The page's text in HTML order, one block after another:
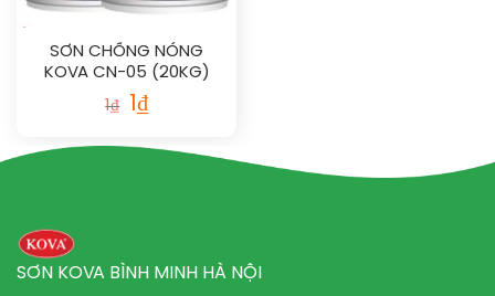
SƠN CHỐNG NÓNG
KOVA CN-05 (20KG)
1₫
Giá
gốc
1₫.
₫Giá
hiện
SƠN KOVA BÌNH MINH HÀ NỘI